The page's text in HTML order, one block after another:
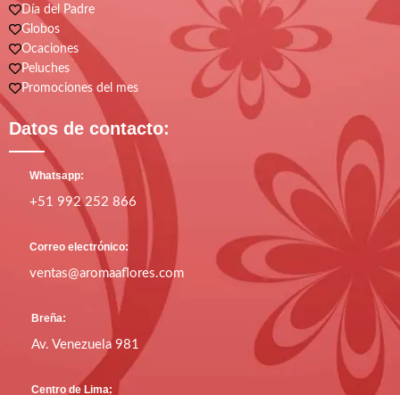
Día del Padre
Globos
Ocaciones
Peluches
Promociones del mes
Datos de contacto:
Whatsapp:
+51 992 252 866
Correo electrónico:
ventas@aromaaflores.com
Breña:
Av. Venezuela 981
Centro de Lima: